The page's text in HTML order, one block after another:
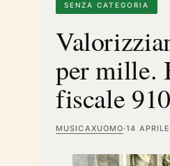
SENZA CATEGORIA
per mille.
fiscale
MUSICAXUOMO·14